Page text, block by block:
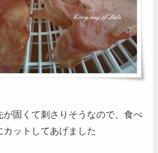
が固くて刺さりそうなので、食べ
カットしてあげました